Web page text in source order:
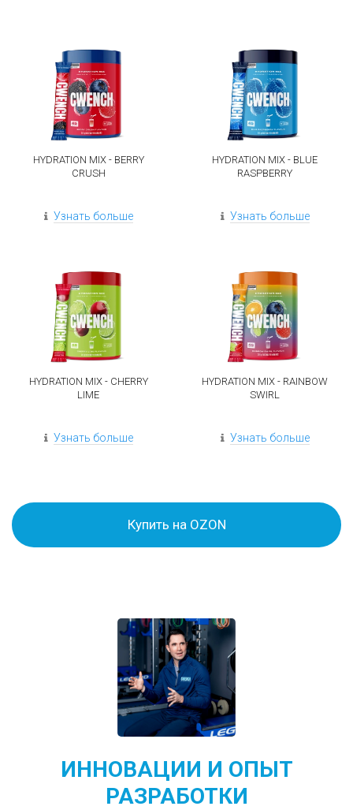
HYDRATION MIX - BERRY
CRUSH
Узнать больше
HYDRATION MIX - BLUE
RASPBERRY
Узнать больше
HYDRATION MIX - CHERRY
LIME
Узнать больше
HYDRATION MIX - RAINBOW
SWIRL
Узнать больше
Купить на OZON
ИННОВАЦИИ И ОПЫТ
РАЗРАБОТКИ